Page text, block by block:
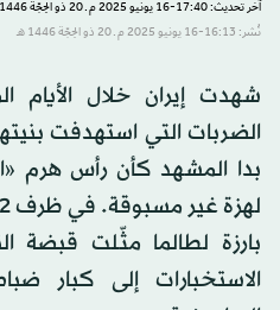
آخر تحديث: 17:40-16 يونيو 2025 م ـ 20 ذو الحِجّة 1446 هـ
نُشر: 16:13-16 يونيو 2025 م ـ 20 ذو الحِجّة 1446 هـ
شهدت إيران خلال الأيام
الضربات التي استهدفت
بدا المشهد كأن رأس هرم
بارزة لطالما مثّلت قبضة
الاستخبارات إلى كبار